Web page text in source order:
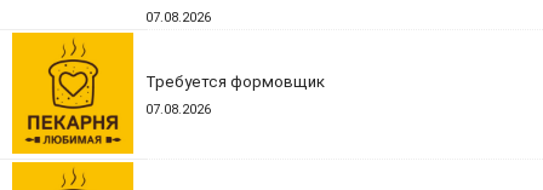
07.08.2026
Требуется формовщик
07.08.2026